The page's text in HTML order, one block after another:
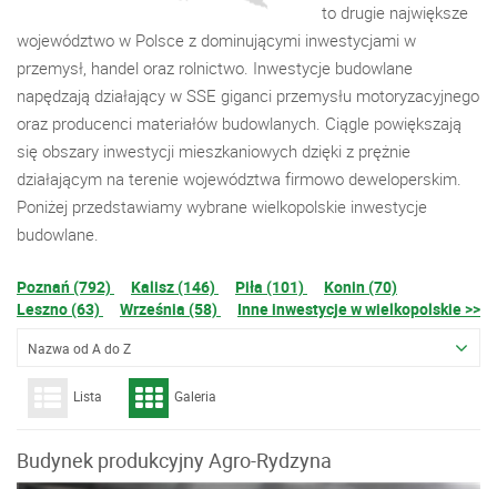
to drugie największe
województwo w Polsce z dominującymi inwestycjami w
przemysł, handel oraz rolnictwo. Inwestycje budowlane
napędzają działający w SSE giganci przemysłu motoryzacyjnego
oraz producenci materiałów budowlanych. Ciągle powiększają
się obszary inwestycji mieszkaniowych dzięki z prężnie
działającym na terenie województwa firmowo deweloperskim.
Poniżej przedstawiamy wybrane wielkopolskie inwestycje
budowlane.
Poznań (792) Kalisz (146) Piła (101)
Konin (70)
Leszno (63)
Września (58) Inne inwestycje w wielkopolskie >>
Nazwa od A do Z
Lista Galeria
Budynek produkcyjny Agro-Rydzyna